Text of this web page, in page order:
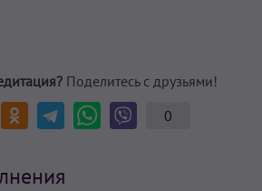
Поделитесь с друзьями!
0